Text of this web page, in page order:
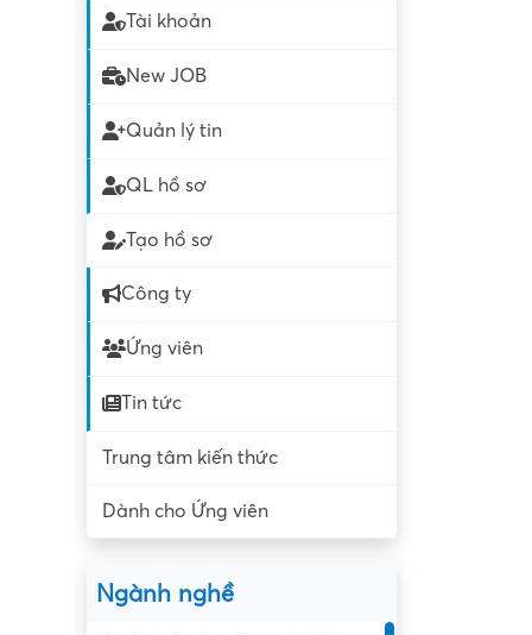
Tài khoản
New JOB
Quản lý tin
QL hồ sơ
Tạo hồ sơ
Công ty
Ứng viên
Tin tức
Trung tâm kiến thức
Dành cho Ứng viên
Ngành nghề